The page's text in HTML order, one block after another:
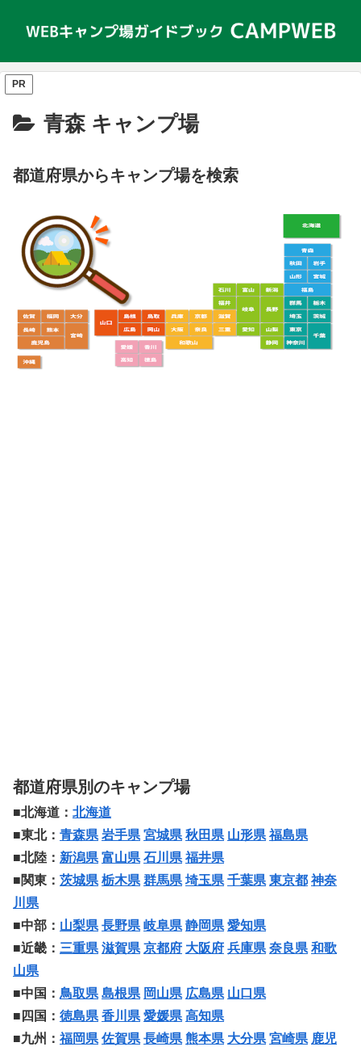
PR
青森 キャンプ場
都道府県からキャンプ場を検索
都道府県別のキャンプ場
■北海道： 北海道
■東北： 青森県 岩手県 宮城県 秋田県 山形県 福島県
■北陸： 新潟県 富山県 石川県 福井県
■関東： 茨城県 栃木県 群馬県 埼玉県 千葉県 東京都 神奈
川県
■中部： 山梨県 長野県 岐阜県 静岡県 愛知県
■近畿： 三重県 滋賀県 京都府 大阪府 兵庫県 奈良県 和歌
山県
■中国： 鳥取県 島根県 岡山県 広島県 山口県
■四国： 徳島県 香川県 愛媛県 高知県
■九州： 福岡県 佐賀県 長崎県 熊本県 大分県 宮崎県 鹿児